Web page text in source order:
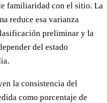
familiaridad con el sitio. La
reduce esa varianza
preliminar y la
del estado
la consistencia del
como porcentaje de